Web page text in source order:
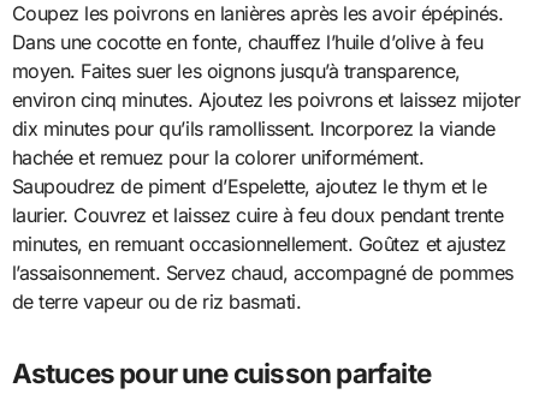
Coupez les poivrons en lanières après les avoir épépinés.
Dans une cocotte en fonte, chauffez l’huile d’olive à feu
moyen. Faites suer les oignons jusqu’à transparence,
environ cinq minutes. Ajoutez les poivrons et laissez mijoter
dix minutes pour qu’ils ramollissent. Incorporez la viande
hachée et remuez pour la colorer uniformément.
Saupoudrez de piment d’Espelette, ajoutez le thym et le
laurier. Couvrez et laissez cuire à feu doux pendant trente
minutes, en remuant occasionnellement. Goûtez et ajustez
l’assaisonnement. Servez chaud, accompagné de pommes
de terre vapeur ou de riz basmati.
Astuces pour une cuisson parfaite